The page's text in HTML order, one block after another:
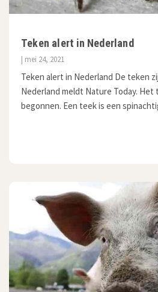
Teken alert in Nederland
| mei 24, 2021
Teken alert in Nederland De teken
Nederland meldt Nature Today.
begonnen. Een teek is een